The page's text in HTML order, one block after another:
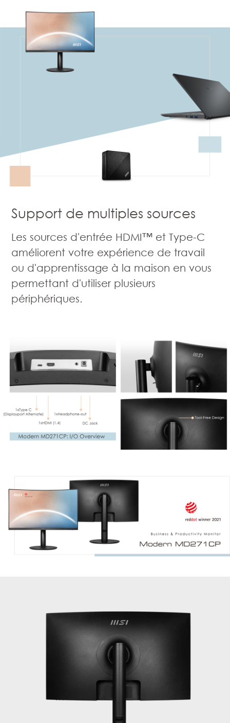
Support de multiples sources
Les sources d'entrée HDMI™ et Type-C
améliorent votre expérience de travail
ou d'apprentissage à la maison en vous
permettant d'utiliser plusieurs
périphériques.